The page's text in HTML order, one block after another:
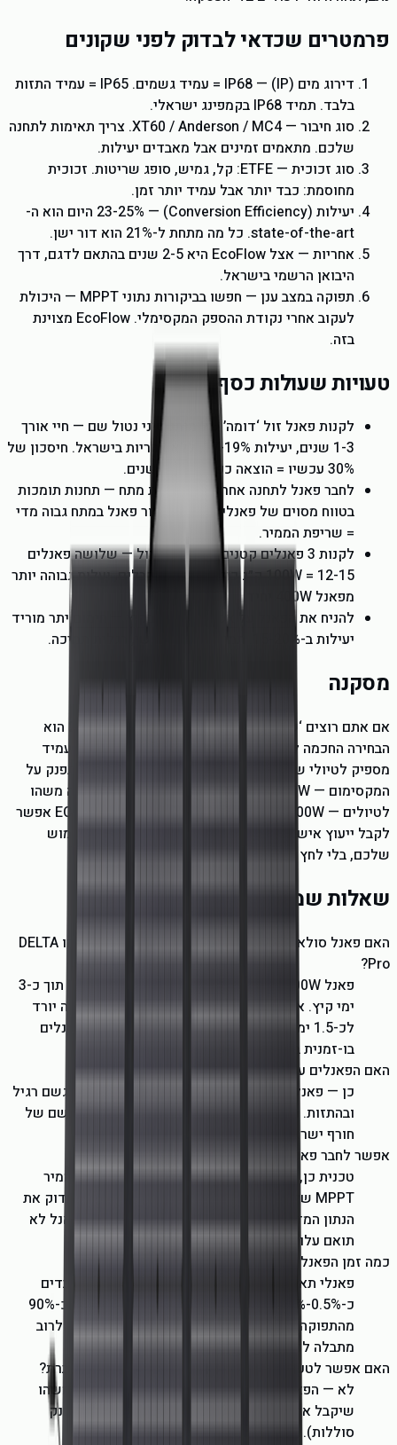
פרמטרים שכדאי לבדוק לפני שקונים
דירוג מים (IP) — IP68 = עמיד גשמים. IP65 = עמיד התזות
בלבד. תמיד IP68 בקמפינג ישראלי.
סוג חיבור — XT60 / Anderson / MC4. צריך תאימות לתחנה
שלכם. מתאמים זמינים אבל מאבדים יעילות.
סוג זכוכית — ETFE: קל, גמיש, סופג שריטות. זכוכית
מחוסמת: כבד יותר אבל עמיד יותר זמן.
יעילות (Conversion Efficiency) — 23-25% היום הוא ה-
state-of-the-art. כל מה מתחת ל-21% הוא דור ישן.
אחריות — אצל EcoFlow היא 2-5 שנים בהתאם לדגם, דרך
היבואן הרשמי בישראל.
תפוקה במצב ענן — חפשו בביקורות נתוני MPPT — היכולת
לעקוב אחרי נקודת ההספק המקסימלי. EcoFlow מצוינת
בזה.
טעויות שעולות כסף
לקנות פאנל זול ‘דומה’ של מותג סיני נטול שם — חיי אורך
1-3 שנים, יעילות 17-19%, ללא אחריות בישראל. חיסכון של
30% עכשיו = הוצאה כפולה תוך 4 שנים.
לחבר פאנל לתחנה אחרת בלי בדיקת מתח — תחנות תומכות
בטווח מסוים של פאנלי MPPT. חיבור פאנל במתח גבוה מדי
= שריפת הממיר.
לקנות 3 פאנלים קטנים במקום 1 גדול — שלושה פאנלים
100W = 12-15 ק״ג כולל מסגרות וכבלים, ועלות גבוהה יותר
מפאנל 400W יחיד.
להניח את הפאנל על אספלט שחור בקיץ — חימום יתר מוריד
יעילות ב-15-20%. תמיד באוויר חופשי, רגלית תמיכה.
מסקנה
אם אתם רוצים ‘שווה הכי הרבה’ — פאנל 220W Bifacial הוא
הבחירה החכמה לרוב המקרים. הוא קל מספיק לקמפינג, עמיד
מספיק לטיולי שטח, ויעיל מספיק לגיבוי לבית. למי שמתפנק על
המקסימום — 400W הוא הבחירה. למי שרק מתחיל ורוצה משהו
לטיולים — 100W או 160W מספיקים. אצלנו ב-ECOTECH אפשר
לקבל ייעוץ אישי איזה פאנל באמת מתאים לסביבת השימוש
שלכם, בלי לחץ מכירה.
שאלות שמשלימות את התמונה
האם פאנל סולארי מתקפל מספיק לטעון תחנה גדולה כמו DELTA
Pro?
פאנל 400W בודד יטעין DELTA Pro 3 (4,096Wh) תוך כ-3
ימי קיץ. אם מחברים 2 פאנלים 400W במקביל — זה יורד
לכ-1.5 ימים. תחנות גדולות בנויות לקבל מספר פאנלים
בו-זמנית בעזרת מתאם MC4 אחד.
האם הפאנלים עמידים בגשם?
כן — פאנלים של EcoFlow בדירוג IP68 עומדים בגשם רגיל
ובהתזות. הם לא מיועדים לטבילה ממושכת, אבל גשם של
חורף ישראלי לא נזק להם.
אפשר לחבר פאנלים של מותג אחר לתחנת EcoFlow?
טכנית כן, אם המתח (Voltage) בטווח הנכון של הממיר
MPPT של התחנה (לרוב 12-150V DC). מומלץ לבדוק את
הנתון המדויק בדגם שלכם לפני חיבור. שימוש בפאנל לא
תואם עלול לשרוף את הממיר.
כמה זמן הפאנל מחזיק לפני שהתפוקה יורדת?
פאנלי תאי סיליקון איכותיים (EcoFlow כולל) מאבדים
כ-0.5%-1% תפוקה לשנה. אחרי 10 שנים — עדיין כ-90%
מהתפוקה המקורית. אצל EcoFlow הסוללה בתחנה לרוב
מתבלה לפני הפאנל.
האם אפשר לטעון את הפאנל בבית גם כשהתחנה לא מחוברת?
לא — הפאנל הוא מקור ייצור, לא מאגר. הוא צריך משהו
שיקבל את האנרגיה (תחנת כוח, ממיר היברידי, או בנק
סוללות). בלי זה, האנרגיה פשוט הולכת לאיבוד.